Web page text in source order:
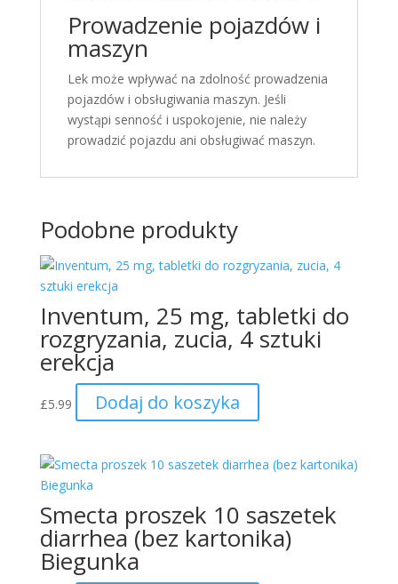
Prowadzenie pojazdów i
maszyn
Lek może wpływać na zdolność prowadzenia
pojazdów i obsługiwania maszyn. Jeśli
wystąpi senność i uspokojenie, nie należy
prowadzić pojazdu ani obsługiwać maszyn.
Podobne produkty
Inventum, 25 mg, tabletki do
rozgryzania, zucia, 4 sztuki
erekcja
£5.99 Dodaj do koszyka
Smecta proszek 10 saszetek
diarrhea (bez kartonika)
Biegunka